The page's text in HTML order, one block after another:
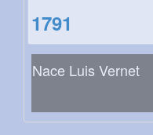
1791
Nace Luis Vernet